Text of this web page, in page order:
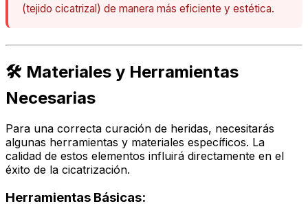
(tejido cicatrizal) de manera más eficiente y estética.
🛠️ Materiales y Herramientas
Necesarias
Para una correcta curación de heridas, necesitarás
algunas herramientas y materiales específicos. La
calidad de estos elementos influirá directamente en el
éxito de la cicatrización.
Herramientas Básicas: